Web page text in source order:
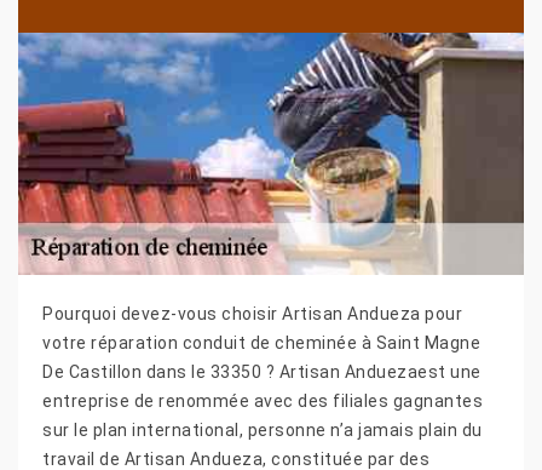
Pourquoi devez-vous choisir Artisan Andueza pour
votre réparation conduit de cheminée à Saint Magne
De Castillon dans le 33350 ? Artisan Anduezaest une
entreprise de renommée avec des filiales gagnantes
sur le plan international, personne n’a jamais plain du
travail de Artisan Andueza, constituée par des